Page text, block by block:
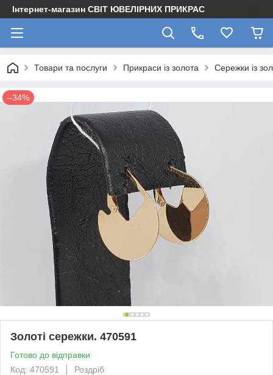
Інтернет-магазин СВІТ ЮВЕЛІРНИХ ПРИКРАС
Товари та послуги Прикраси із золота Сережки із
–34%
Золоті сережки. 470591
Готово до відправки
Код: 470591
Роздріб